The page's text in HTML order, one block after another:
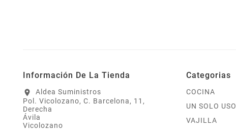
Información De La Tienda
location_on
Aldea Suministros
Pol. Vicolozano, C. Barcelona, 11,
Derecha
Ávila
Vicolozano
Categorias
COCINA
UN SOLO USO
VAJILLA